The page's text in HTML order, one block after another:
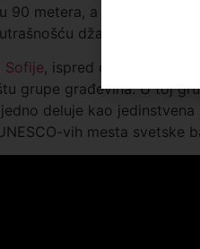
90 metera, a široka oko 4
džamije. Kupola
Sofije, ispred ove džamije
grupe građevina. U toj
deluje kao
vih mesta svetske